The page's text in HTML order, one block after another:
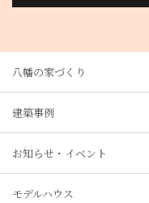
八幡の家づくり
建築事例
お知らせ・イベント
モデルハウス